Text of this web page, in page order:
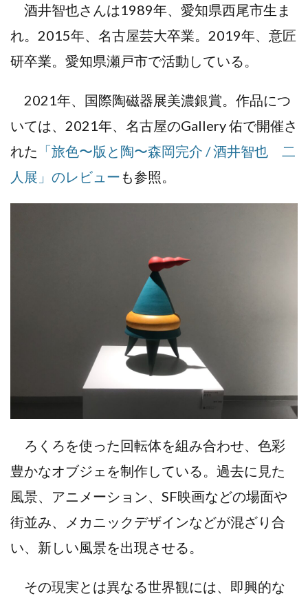
酒井智也さんは1989年、愛知県西尾市生ま
れ。2015年、名古屋芸大卒業。2019年、意匠
研卒業。愛知県瀬戸市で活動している。
2021年、国際陶磁器展美濃銀賞。作品につ
いては、2021年、名古屋のGallery 佑で開催さ
れた 「旅色〜版と陶〜森岡完介 / 酒井智也 二
人展」のレビューも参照。
ろくろを使った回転体を組み合わせ、色彩
豊かなオブジェを制作している。過去に見た
風景、アニメーション、SF映画などの場面や
街並み、メカニックデザインなどが混ざり合
い、新しい風景を出現させる。
その現実とは異なる世界観には、即興的な